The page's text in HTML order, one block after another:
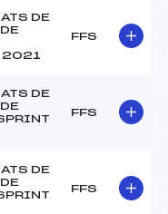
DE
2021
FFS
DE
FFS
DE
FFS